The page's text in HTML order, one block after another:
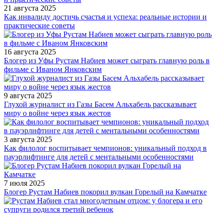
21 августа 2025
Как инвалиду достичь счастья и успеха: реальные истории и
практические советы
16 августа 2025
Блогер из Уфы Рустам Набиев может сыграть главную роль в
фильме с Иваном Янковским
9 августа 2025
Глухой журналист из Газы Басем Альхабель рассказывает
миру о войне через язык жестов
3 августа 2025
Как филолог воспитывает чемпионов: уникальный подход в
пауэрлифтинге для детей с ментальными особенностями
7 июля 2025
Блогер Рустам Набиев покорил вулкан Горелый на Камчатке